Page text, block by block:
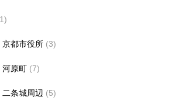
京都市役所 (3)
河原町 (7)
条城周辺 (5)